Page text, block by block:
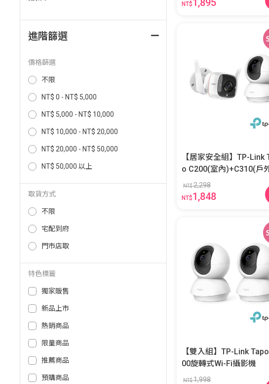
進階篩選
價格篩選
不限
NT$ 0 - NT$ 5,000
NT$ 5,000 - NT$ 10,000
NT$ 10,000 - NT$ 20,000
NT$ 20,000 - NT$ 50,000
NT$ 50,000 以上
取貨方式
不限
宅配到府
門市店取
特色標籤
獨家販售
新品上市
熱銷商品
限量商品
推薦商品
預購商品
NT$
【居家安全組】TP-Link
o C200(室內)+C310(戶
NT$2,298
NT$1,848
【雙入組】TP-Link
00旋轉式Wi-Fi攝影機
NT$1,998